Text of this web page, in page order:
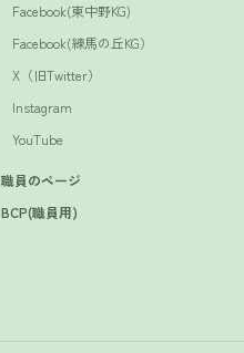
Facebook(東中野KG)
Facebook(練馬の丘KG）
X（旧Twitter）
Instagram
YouTube
職員のページ
BCP(職員用)